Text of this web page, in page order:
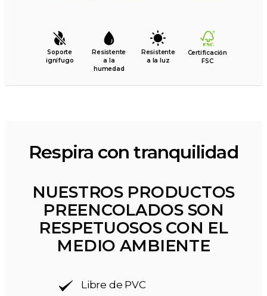
Soporte
ignífugo
Resistente
a la
humedad
Resistente
a la luz
Certificación
FSC
Respira con tranquilidad
NUESTROS PRODUCTOS
PREENCOLADOS SON
RESPETUOSOS CON EL
MEDIO AMBIENTE
Libre de PVC